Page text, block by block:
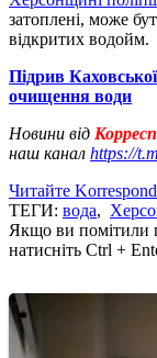
затоплені, може
відкритих водойм.
Підрив
очищення води
Новини від
наш канал https://
Читайте
ТЕГИ: вода,
Якщо ви помітили
натисніть Ctrl +